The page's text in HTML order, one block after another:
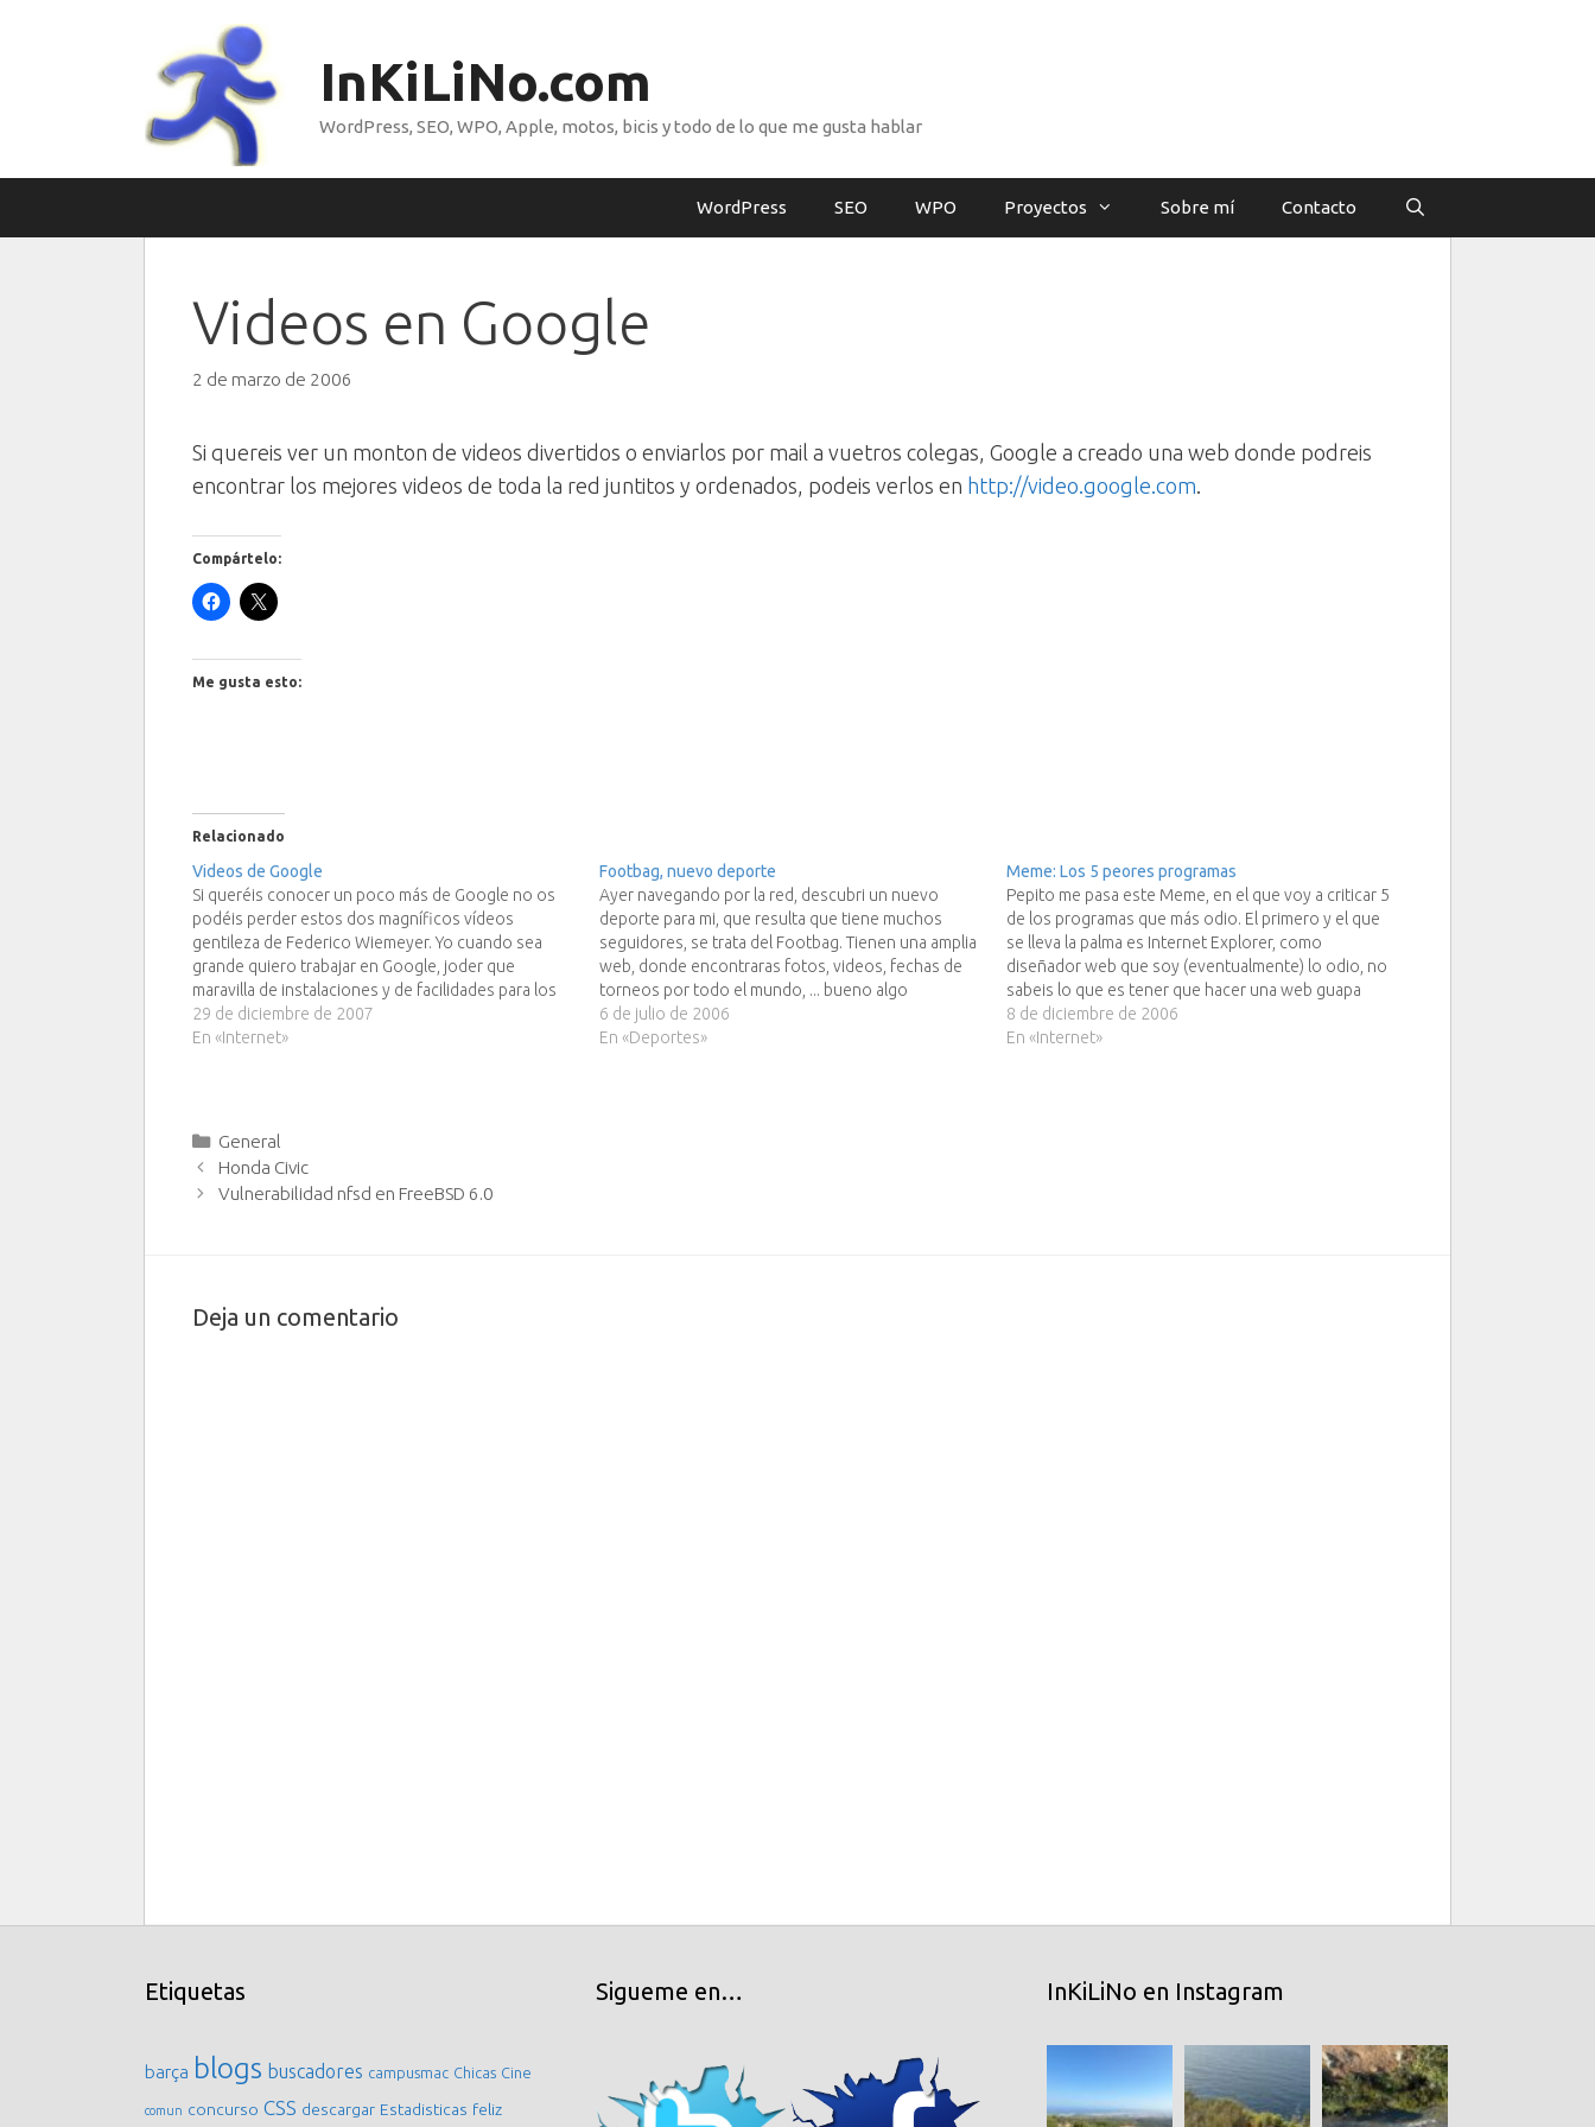
InKiLiNo.com
WordPress, SEO, WPO, Apple, motos, bicis y todo de lo que me gusta hablar
WordPress SEO WPO Proyectos Sobre mí Contacto
Videos en Google
2 de marzo de 2006
Si quereis ver un monton de videos divertidos o enviarlos por mail a vuetros colegas, Google a creado una web donde podreis
encontrar los mejores videos de toda la red juntitos y ordenados, podeis verlos en http://video.google.com
Compártelo:
Me gusta esto:
Relacionado
Videos de Google
Si queréis conocer un poco más de Google no os
podéis perder estos dos magníficos vídeos
gentileza de Federico Wiemeyer. Yo cuando sea
grande quiero trabajar en Google, joder que
maravilla de instalaciones y de facilidades para los
trabajadores de Google.
29 de diciembre de 2007
En «Internet»
Footbag, nuevo deporte
Ayer navegando por la red, descubri un nuevo
deporte para mi, que resulta que tiene muchos
seguidores, se trata del Footbag. Tienen una amplia
web, donde encontraras fotos, videos, fechas de
torneos por todo el mundo, ... bueno algo
impresionante. Direis que coño es eso, pues mejor
que explicarlo es…
6 de julio de 2006
En «Deportes»
Meme: Los 5 peores programas
Pepito me pasa este Meme, en el que voy a criticar 5
de los programas que más odio. El primero y el que
se lleva la palma es Internet Explorer, como
diseñador web que soy (eventualmente) lo odio, no
sabeis lo que es tener que hacer una web guapa
y…
8 de diciembre de 2006
En «Internet»
Categorías
General
Honda Civic
Vulnerabilidad nfsd en FreeBSD 6.0
Deja un comentario
Etiquetas
barça blogs buscadores campusmac Chicas Cine
comun concurso CSS descargar Estadisticas feliz
Sigueme en… InKiLiNo en Instagram